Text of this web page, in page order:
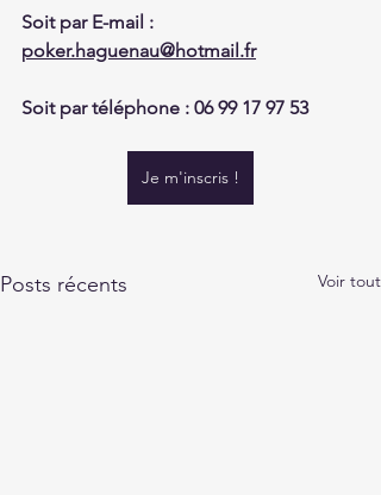
Soit par E-mail :
poker.haguenau@hotmail.fr
Soit par téléphone : 06 99 17 97 53
Je m'inscris !
Posts récents Voir tout